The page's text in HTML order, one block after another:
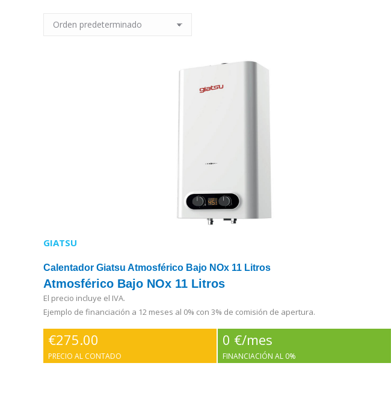
GIATSU
Calentador Giatsu Atmosférico Bajo NOx 11 Litros
Atmosférico Bajo NOx 11 Litros
El precio incluye el IVA.
Ejemplo de financiación a 12 meses al 0% con 3% de comisión de apertura.
€275.00
PRECIO AL CONTADO
0 €/mes
FINANCIACIÓN AL 0%